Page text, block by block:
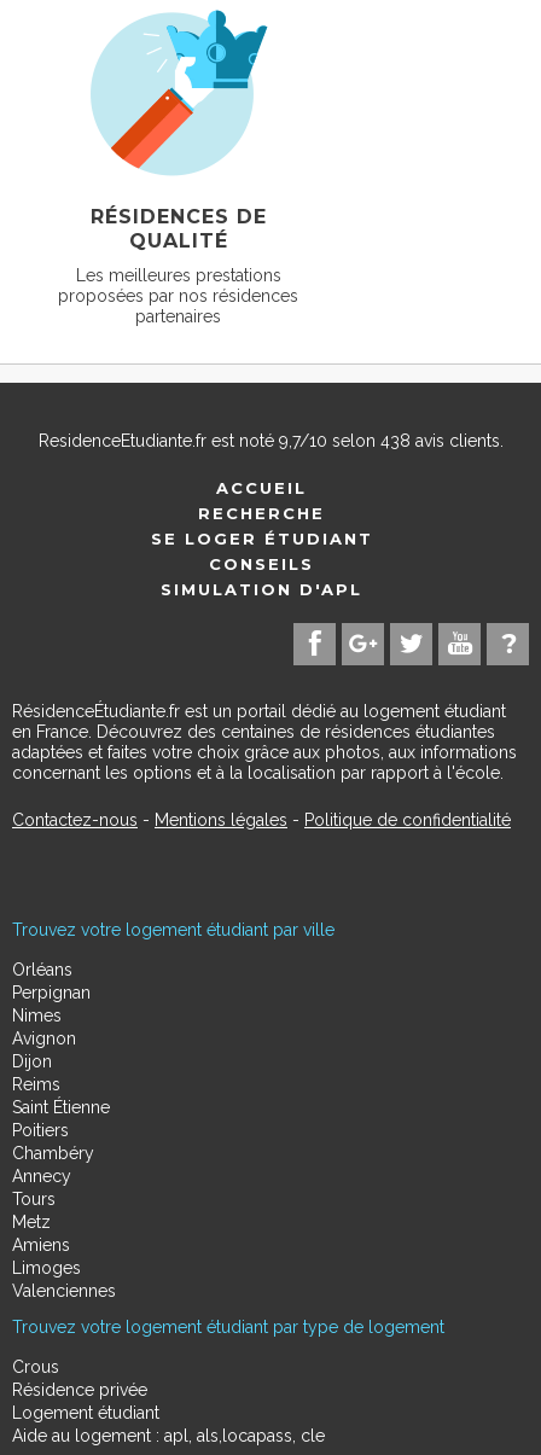
RÉSIDENCES DE
QUALITÉ
Les meilleures prestations
proposées par nos résidences
partenaires
ResidenceEtudiante.frest noté 9,7/10 selon 438 avis clients.
ACCUEIL
RECHERCHE
SE LOGER ÉTUDIANT
CONSEILS
SIMULATION D'APL
RésidenceÉtudiante.fr est un portail dédié au logement étudiant
en France. Découvrez des centaines de résidences étudiantes
adaptées et faites votre choix grâce aux photos, aux informations
concernant les options et à la localisation par rapport à l'école.
Contactez-nous - Mentions légales - Politique de confidentialité
Trouvez votre logement étudiant par ville
Orléans
Perpignan
Nimes
Avignon
Dijon
Reims
Saint Étienne
Poitiers
Chambéry
Annecy
Tours
Metz
Amiens
Limoges
Valenciennes
Trouvez votre logement étudiant par type de logement
Crous
Résidence privée
Logement étudiant
Aide au logement : apl, als,locapass, cle